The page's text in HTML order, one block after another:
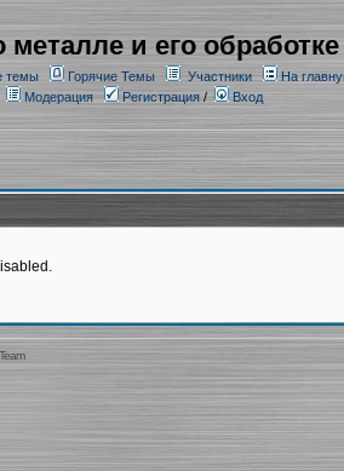
металле и его обработке
темы Горячие Темы Участники
На
Модерация
Регистрация/ Вход